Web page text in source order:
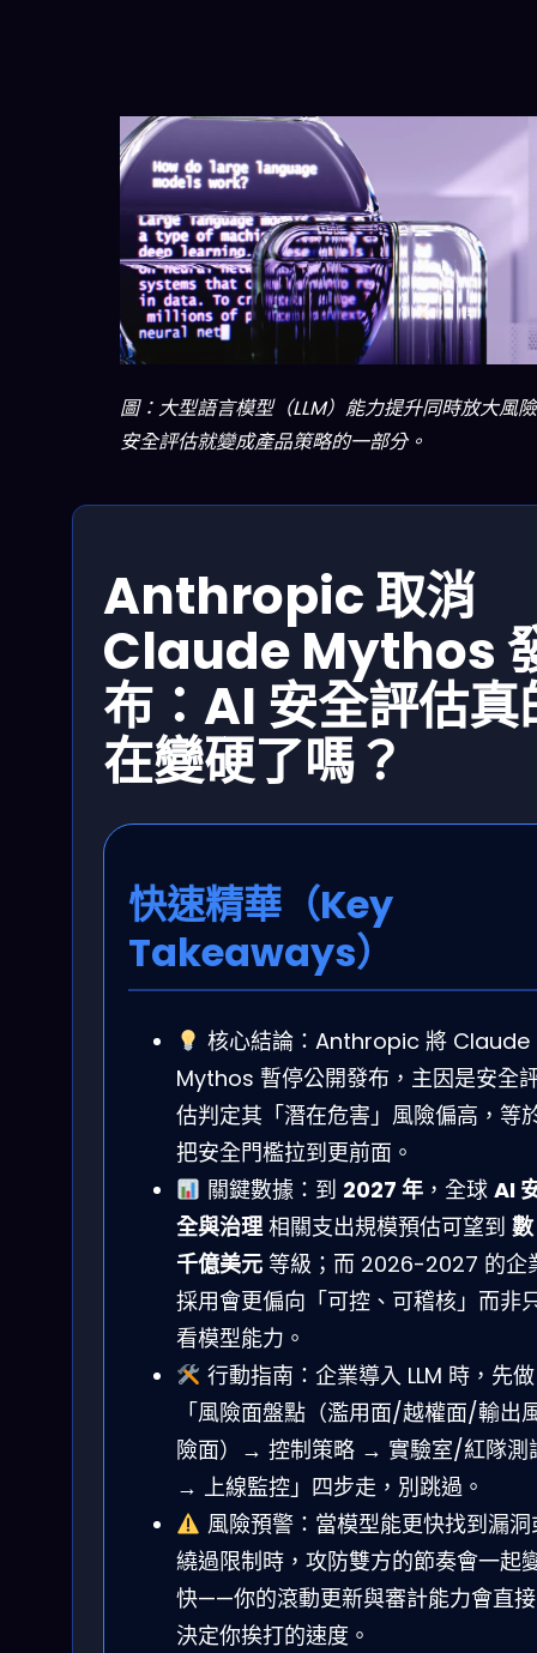
圖：大型語言模型（LLM）能力提升同時放大風
安全評估就變成產品策略的一部分。
Anthropic 取消
Claude Mythos
布：AI 安全評估真
在變硬了嗎？
快速精華（Key
Takeaways）
核心結論：Anthropic 將 Claude
Mythos 暫停公開發布，主因是安全
估判定其「潛在危害」風險偏高，等
把安全門檻拉到更前面。
關鍵數據：到 2027 年，全球 AI
全與治理相關支出規模預估可望到 數
千億美元 等級；而 2026-2027 的企
採用會更偏向「可控、可稽核」而非
看模型能力。
行動指南：企業導入 LLM 時，先做
「風險面盤點（濫用面/越權面/輸出
險面）→ 控制策略 → 實驗室/紅隊測
→ 上線監控」四步走，別跳過。
風險預警：當模型能更快找到漏洞
繞過限制時，攻防雙方的節奏會一起
快——你的滾動更新與審計能力會直接
決定你挨打的速度。